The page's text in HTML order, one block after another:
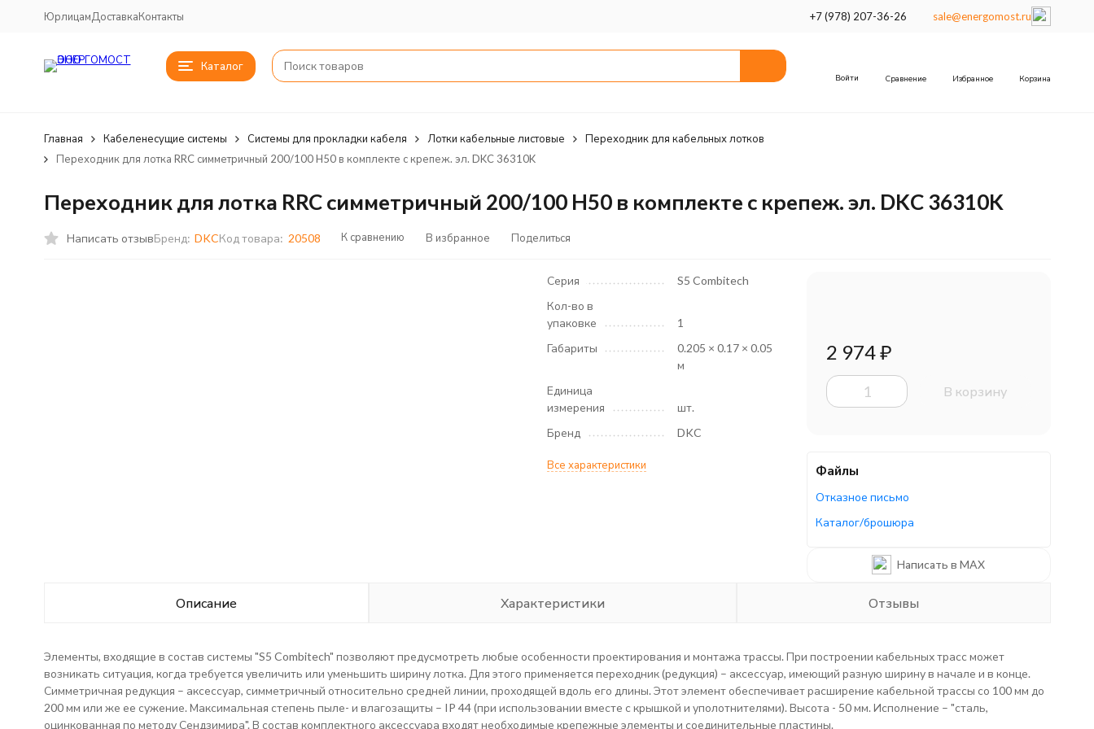
ЮрлицамДоставкаКонтакты +7 (978) 207-36-26 sale@energomost.ru
Каталог
Войти Сравнение Избранное Корзина
Главная Кабеленесущие системы Системы для прокладки кабеля Лотки кабельные листовые
Переходник для кабельных лотков
Переходник для лотка RRC симметричный 200/100 H50 в комплекте с крепеж. эл. DKC 36310K
Переходник для лотка RRC симметричный 200/100 H50 в комплекте с крепеж. эл. DKC 36310K
Написать отзывБренд: DKCКод товара: 20508 К сравнению В избранное Поделиться
Серия
S5 Combitech
Кол-во в
упаковке
1
Габариты
0.205 × 0.17 × 0.05
м
Единица
измерения
шт.
Бренд
DKC
Все характеристики
2 974₽
В корзину
Файлы
Отказное письмо
Каталог/брошюра
Написать в MAX
Описание Характеристики Отзывы
Элементы, входящие в состав системы "S5 Combitech" позволяют предусмотреть любые особенности проектирования и монтажа трассы. При построении кабельных трасс может
возникать ситуация, когда требуется увеличить или уменьшить ширину лотка. Для этого применяется переходник (редукция) – аксессуар, имеющий разную ширину в начале и в конце.
Симметричная редукция – аксессуар, симметричный относительно средней линии, проходящей вдоль его длины. Этот элемент обеспечивает расширение кабельной трассы со 100 мм до
200 мм или же ее сужение. Максимальная степень пыле- и влагозащиты – IP 44 (при использовании вместе с крышкой и уполотнителями). Высота - 50 мм. Исполнение – "сталь,
оцинкованная по методу Сендзимира". В состав комплектного аксессуара входят необходимые крепежные элементы и соединительные пластины.